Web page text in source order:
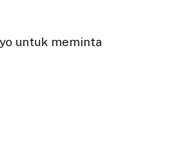
untuk meminta